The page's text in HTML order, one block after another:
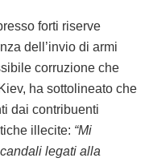
forti riserve
dell’invio di armi
corruzione che
ha sottolineato che
dai contribuenti
illecite: “Mi
legati alla